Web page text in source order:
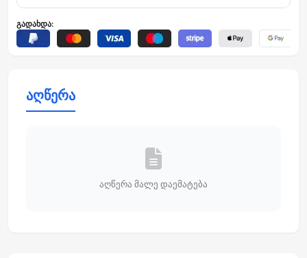
გადახდა:
აღწერა
აღწერა მალე დაემატება